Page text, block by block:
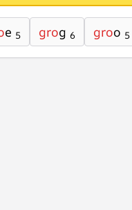
e 5 grog 6 groo 5